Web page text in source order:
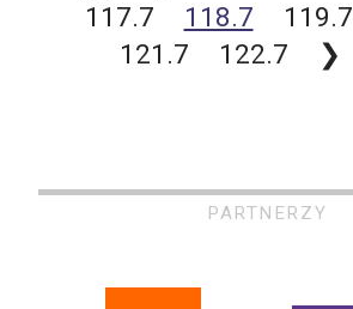
117.7
118.7 119.7
121.7
122.7 ❯
PARTNERZY